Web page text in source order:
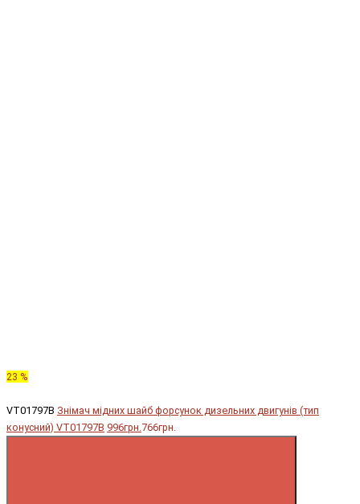
23 %
VT01797B Знімач мідних шайб форсунок дизельних двигунів (тип
конусний) VT01797B 996грн.766грн.